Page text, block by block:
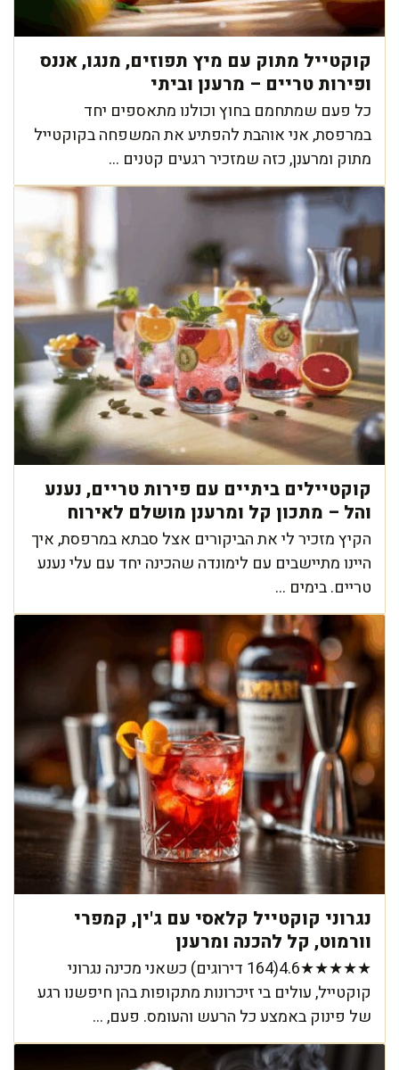
קוקטייל מתוק עם מיץ תפוזים, מנגו, אננס
ופירות טריים – מרענן וביתי
כל פעם שמתחמם בחוץ וכולנו מתאספים יחד
במרפסת, אני אוהבת להפתיע את המשפחה בקוקטייל
מתוק ומרענן, כזה שמזכיר רגעים קטנים ...
קוקטיילים ביתיים עם פירות טריים, נענע
והל – מתכון קל ומרענן מושלם לאירוח
הקיץ מזכיר לי את הביקורים אצל סבתא במרפסת, איך
היינו מתיישבים עם לימונדה שהכינה יחד עם עלי נענע
טריים. בימים ...
נגרוני קוקטייל קלאסי עם ג'ין, קמפרי
וורמוט, קל להכנה ומרענן
★★★★★4.6(164 דירוגים) כשאני מכינה נגרוני
קוקטייל, עולים בי זיכרונות מתקופות בהן חיפשנו רגע
של פינוק באמצע כל הרעש והעומס. פעם, ...